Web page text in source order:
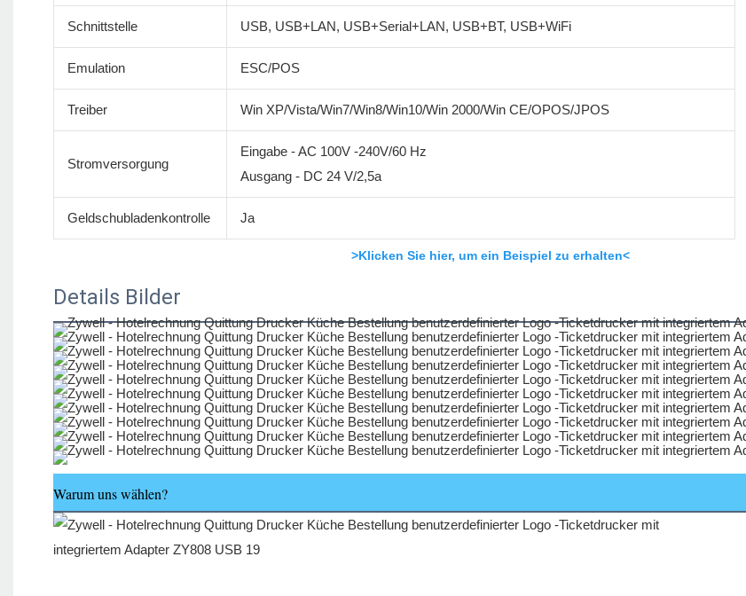
Schnittstelle USB, USB+LAN, USB+Serial+LAN, USB+BT, USB+WiFi
Emulation ESC/POS
Treiber Win XP/Vista/Win7/Win8/Win10/Win 2000/Win CE/OPOS/JPOS
Stromversorgung
Eingabe - AC 100V -240V/60 Hz
Ausgang - DC 24 V/2,5a
Geldschubladenkontrolle Ja
>Klicken Sie hier, um ein Beispiel zu erhalten<
Details Bilder
Warum uns wählen?